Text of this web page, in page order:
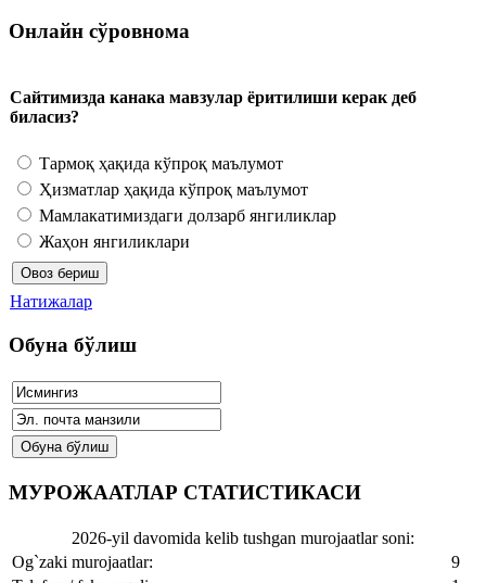
Онлайн сўровнома
Сайтимизда канака мавзулар ёритилиши керак деб
биласиз?
Тармоқ ҳақида кўпроқ маълумот
Ҳизматлар ҳақида кўпроқ маълумот
Мамлакатимиздаги долзарб янгиликлар
Жаҳон янгиликлари
Натижалар
Обуна бўлиш
МУРОЖААТЛАР СТАТИСТИКАСИ
2026-yil davomida kelib tushgan murojaatlar soni:
Og`zaki murojaatlar:
9